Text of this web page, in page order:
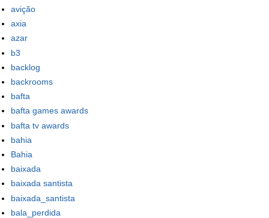
avição
axia
azar
b3
backlog
backrooms
bafta
bafta games awards
bafta tv awards
bahia
Bahia
baixada
baixada santista
baixada_santista
bala_perdida